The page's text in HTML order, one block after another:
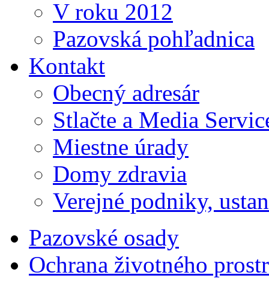
V roku 2012
Pazovská pohľadnica
Kontakt
Obecný adresár
Stlačte a Media
Miestne úrady
Domy zdravia
Verejné podniky,
Pazovské osady
Ochrana životného